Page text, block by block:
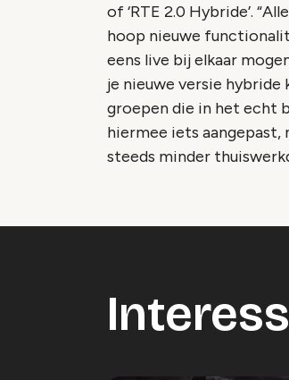
of ‘RTE 2.0 Hybride’.
hoop nieuwe
eens live bij elkaar
je nieuwe versie hybride
groepen die in het echt
hiermee iets
steeds minder